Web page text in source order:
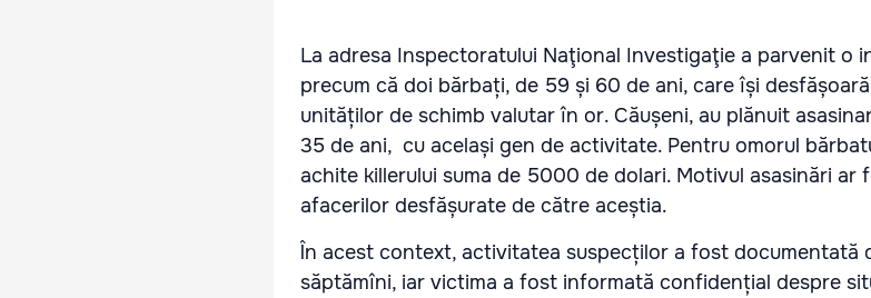
La adresa Inspectoratului Naţional Investigaţie a parvenit o
precum că doi bărbați, de 59 și 60 de ani, care își
unităților de schimb valutar în or. Căușeni, au plănuit
35 de ani, cu același gen de activitate. Pentru omorul
achite killerului suma de 5000 de dolari. Motivul asasinări ar
afacerilor desfășurate de către aceștia.
În acest context, activitatea suspecților a fost documentată
săptămîni, iar victima a fost informată confidențial despre